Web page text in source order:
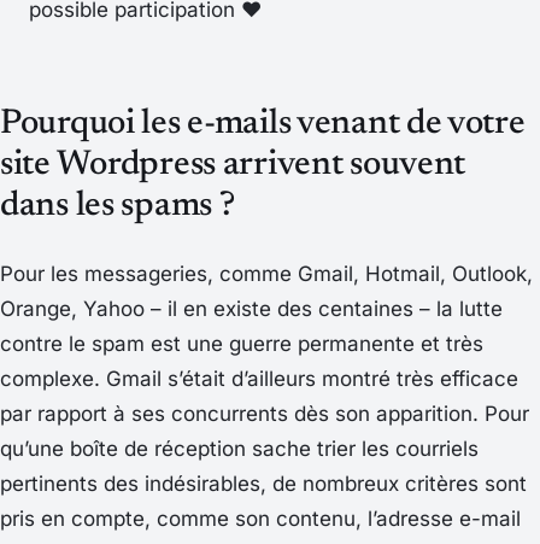
possible participation ♥️
Pourquoi les e-mails venant de votre
site Wordpress arrivent souvent
dans les spams ?
Pour les messageries, comme Gmail, Hotmail, Outlook,
Orange, Yahoo – il en existe des centaines – la lutte
contre le spam est une guerre permanente et très
complexe. Gmail s’était d’ailleurs montré très efficace
par rapport à ses concurrents dès son apparition. Pour
qu’une boîte de réception sache trier les courriels
pertinents des indésirables, de nombreux critères sont
pris en compte, comme son contenu, l’adresse e-mail